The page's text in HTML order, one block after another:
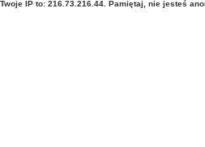
Twoje IP to: 216.73.216.44. Pamiętaj, nie jesteś